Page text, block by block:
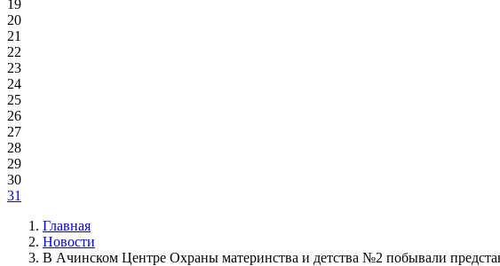
19
20
21
22
23
24
25
26
27
28
29
30
31
Главная
Новости
В Ачинском Центре Охраны материнства и детства №2 побывали